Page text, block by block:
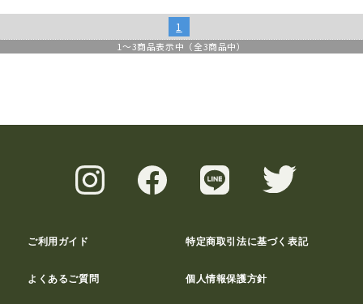
1
1 ～3商品表示中（全3商品中）
ご利用ガイド 特定商取引法に基づく表記
よくあるご質問 個人情報保護方針